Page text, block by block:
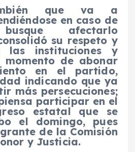
que va a
en caso de
afectarlo
su respeto y
las instituciones y
momento de abonar
en el partido,
indicando que ya
más persecuciones;
participar en el
estatal que se
el domingo, pues
de la Comisión
y Justicia.